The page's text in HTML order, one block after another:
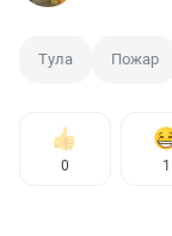
Тула Пожар
0 1